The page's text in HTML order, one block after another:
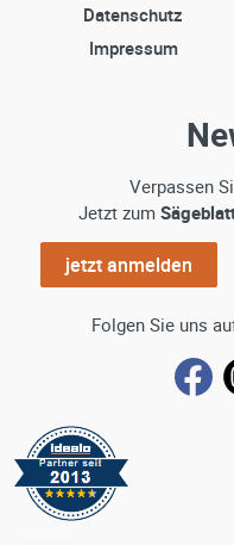
Datenschutz
Impressum
Verpassen
Jetzt zum
jetzt anmelden
Folgen Sie uns